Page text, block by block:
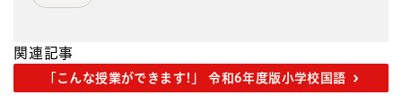
関連記事
「こんな授業ができます!」 令和6年度版小学校国語